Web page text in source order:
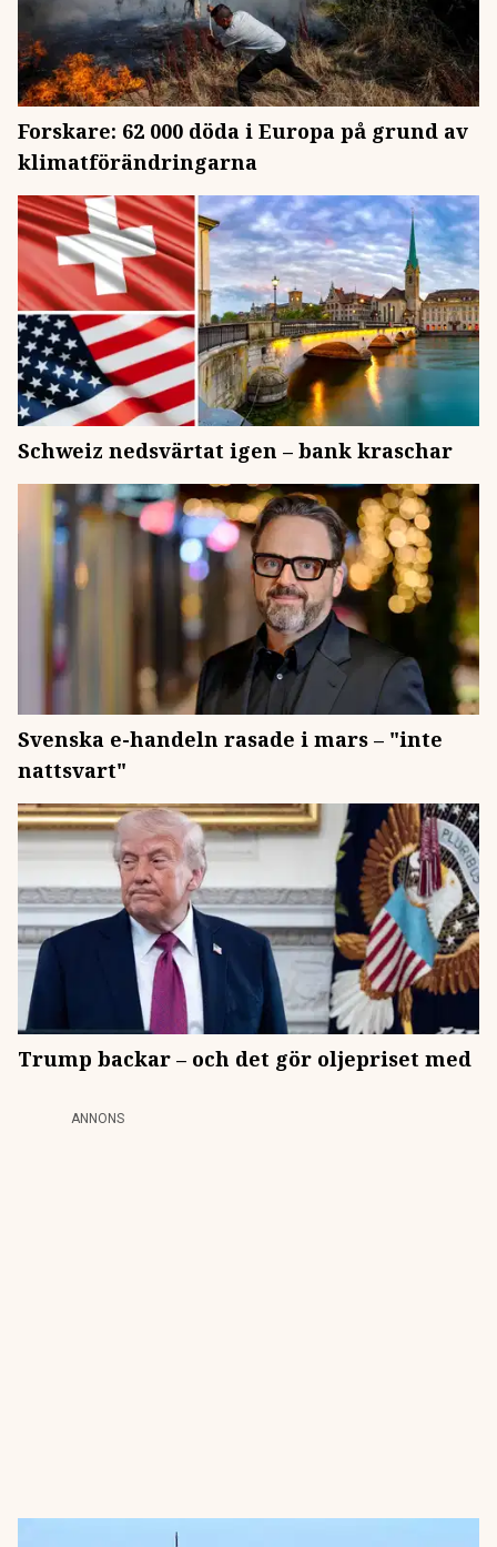
Forskare: 62 000 döda i Europa på grund av
klimatförändringarna
Schweiz nedsvärtat igen – bank kraschar
Svenska e-handeln rasade i mars – "inte
nattsvart"
Trump backar – och det gör oljepriset med
ANNONS